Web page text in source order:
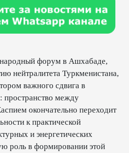
форум в Ашхабаде,
нейтралитета Туркменистана,
важного сдвига в
пространство между
окончательно переходит
к практической
и энергетических
роль в формировании этой